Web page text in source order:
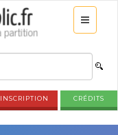
INSCRIPTION CRÉDITS